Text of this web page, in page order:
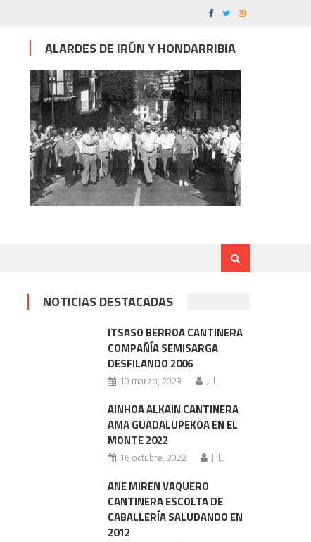
ALARDES DE IRÚN Y HONDARRIBIA
NOTICIAS DESTACADAS
ITSASO BERROA CANTINERA
COMPAÑÍA SEMISARGA
DESFILANDO 2006
10 marzo, 2023 J. L.
AINHOA ALKAIN CANTINERA
AMA GUADALUPEKOA EN EL
MONTE 2022
16 octubre, 2022 J. L.
ANE MIREN VAQUERO
CANTINERA ESCOLTA DE
CABALLERÍA SALUDANDO EN
2012